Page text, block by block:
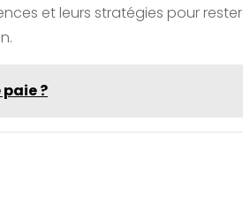
et leurs stratégies pour rester
?